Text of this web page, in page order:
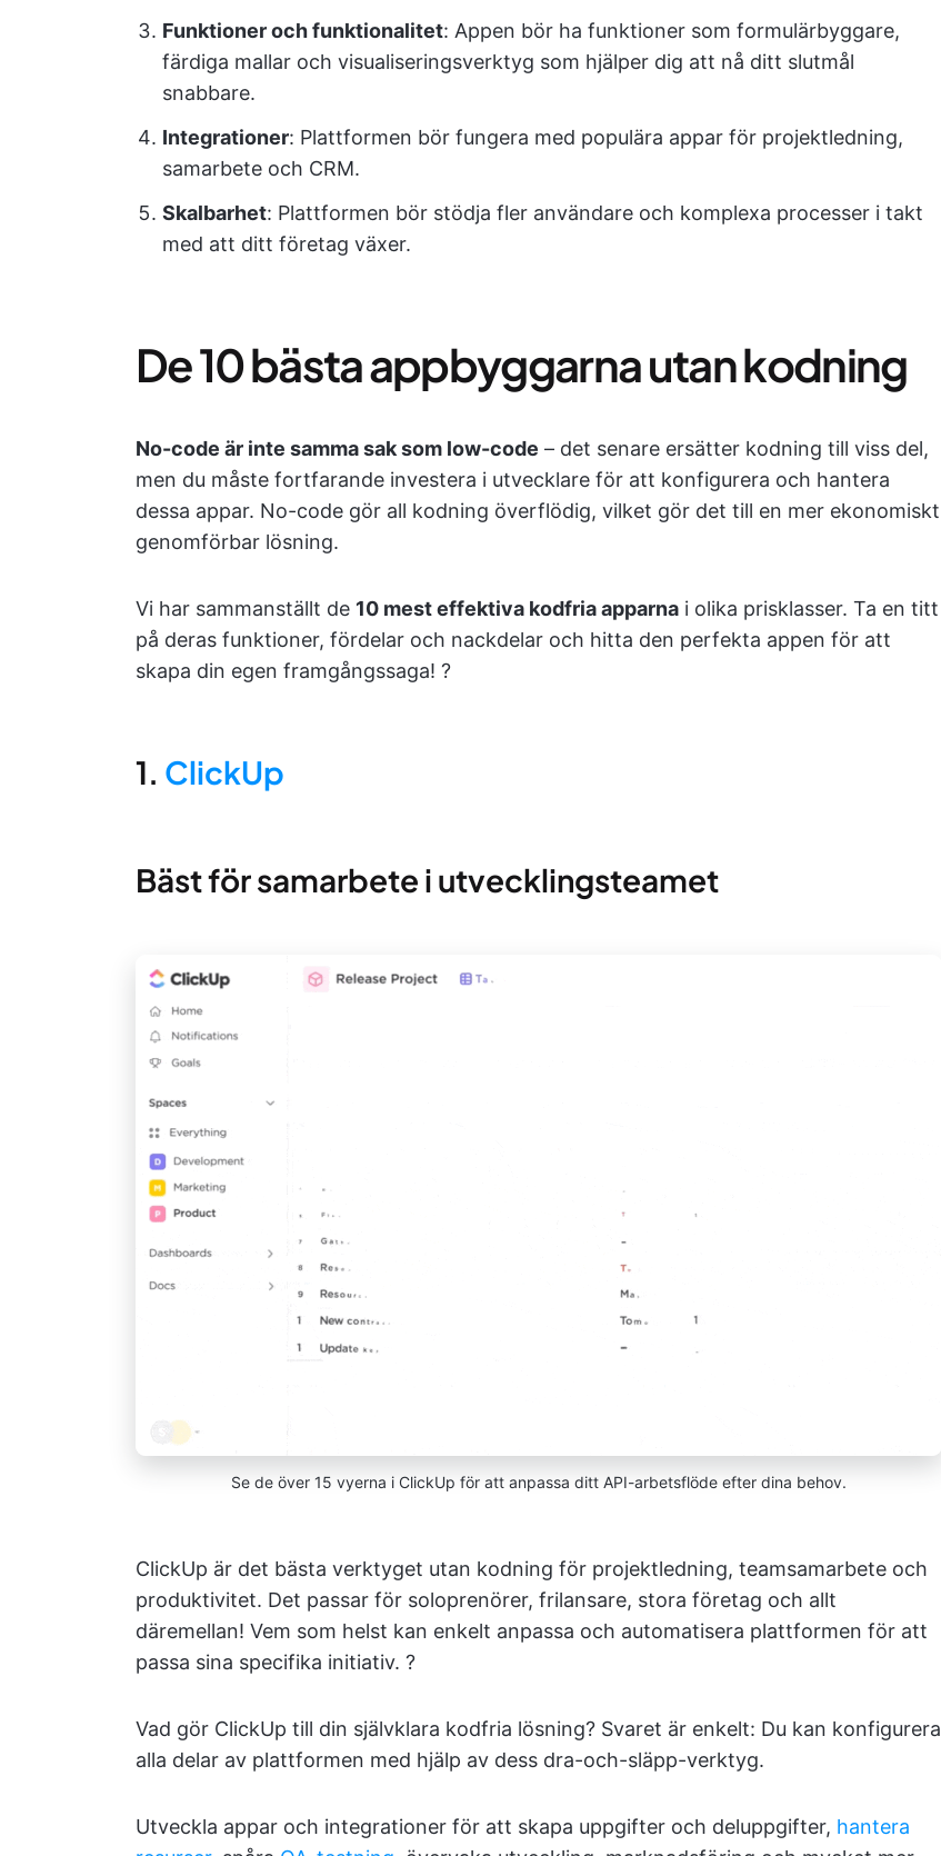
Funktioner och funktionalitet: Appen bör ha funktioner som formulärbyggare,
färdiga mallar och visualiseringsverktyg som hjälper dig att nå ditt slutmål
snabbare.
Integrationer: Plattformen bör fungera med populära appar för projektledning,
samarbete och CRM.
Skalbarhet: Plattformen bör stödja fler användare och komplexa processer i takt
med att ditt företag växer.
De 10 bästa appbyggarna utan kodning
No-code är inte samma sak som low-code – det senare ersätter kodning till viss del,
men du måste fortfarande investera i utvecklare för att konfigurera och hantera
dessa appar. No-code gör all kodning överflödig, vilket gör det till en mer ekonomiskt
genomförbar lösning.
Vi har sammanställt de 10 mest effektiva kodfria apparna i olika prisklasser. Ta en titt
på deras funktioner, fördelar och nackdelar och hitta den perfekta appen för att
skapa din egen framgångssaga! ?
1. ClickUp
Bäst för samarbete i utvecklingsteamet
Se de över 15 vyerna i ClickUp för att anpassa ditt API-arbetsflöde efter dina behov.
ClickUp är det bästa verktyget utan kodning för projektledning, teamsamarbete och
produktivitet. Det passar för soloprenörer, frilansare, stora företag och allt
däremellan! Vem som helst kan enkelt anpassa och automatisera plattformen för att
passa sina specifika initiativ. ?
Vad gör ClickUp till din självklara kodfria lösning? Svaret är enkelt: Du kan konfigurera
alla delar av plattformen med hjälp av dess dra-och-släpp-verktyg.
Utveckla appar och integrationer för att skapa uppgifter och deluppgifter, hantera